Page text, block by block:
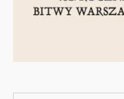
Skip back to main navigation
Nawigacja wpisu